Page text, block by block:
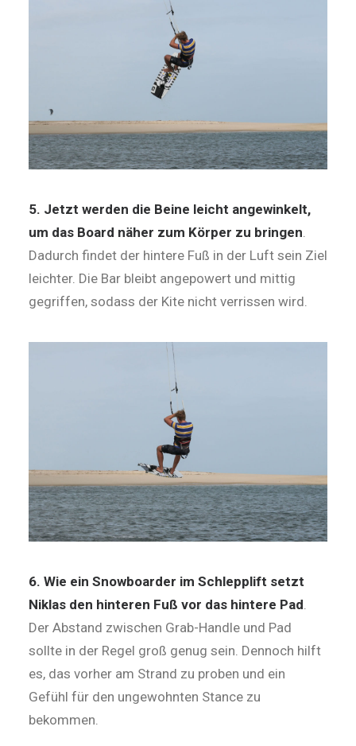
5. Jetzt werden die Beine leicht angewinkelt,
um das Board näher zum Körper zu bringen.
Dadurch findet der hintere Fuß in der Luft sein Ziel
leichter. Die Bar bleibt angepowert und mittig
gegriffen, sodass der Kite nicht verrissen wird.
6. Wie ein Snowboarder im Schlepplift setzt
Niklas den hinteren Fuß vor das hintere Pad.
Der Abstand zwischen Grab-Handle und Pad
sollte in der Regel groß genug sein. Dennoch hilft
es, das vorher am Strand zu proben und ein
Gefühl für den ungewohnten Stance zu
bekommen.